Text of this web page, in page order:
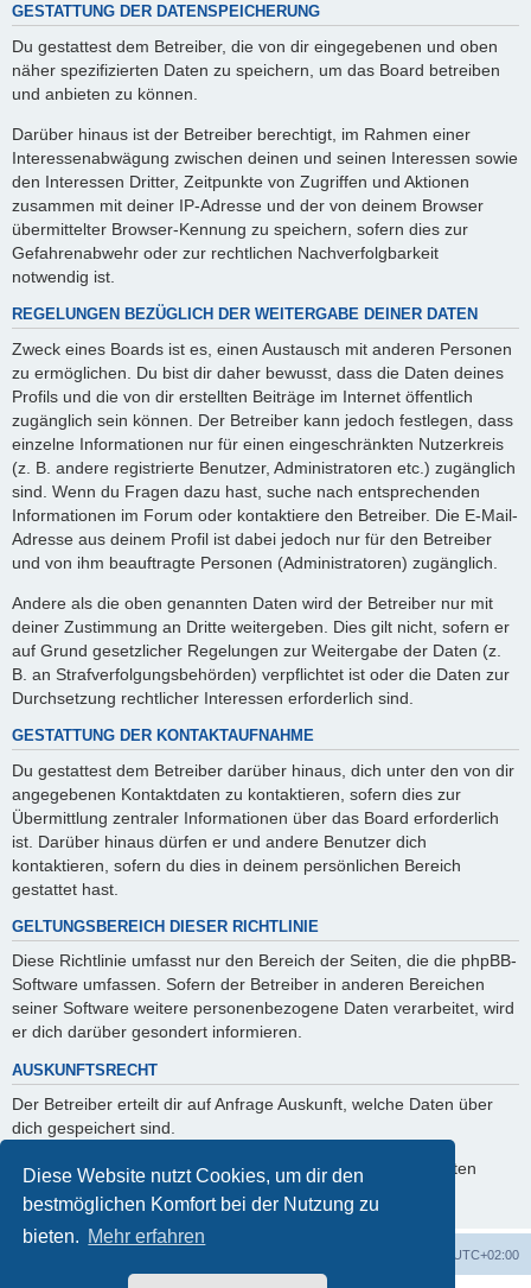
Diese Website nutzt Cookies, um dir den
bestmöglichen Komfort bei der Nutzung zu
bieten. Mehr erfahren
GESTATTUNG DER DATENSPEICHERUNG
Du gestattest dem Betreiber, die von dir eingegebenen und oben
näher spezifizierten Daten zu speichern, um das Board betreiben
und anbieten zu können.
Darüber hinaus ist der Betreiber berechtigt, im Rahmen einer
Interessenabwägung zwischen deinen und seinen Interessen sowie
den Interessen Dritter, Zeitpunkte von Zugriffen und Aktionen
zusammen mit deiner IP-Adresse und der von deinem Browser
übermittelter Browser-Kennung zu speichern, sofern dies zur
Gefahrenabwehr oder zur rechtlichen Nachverfolgbarkeit
notwendig ist.
REGELUNGEN BEZÜGLICH DER WEITERGABE DEINER DATEN
Zweck eines Boards ist es, einen Austausch mit anderen Personen
zu ermöglichen. Du bist dir daher bewusst, dass die Daten deines
Profils und die von dir erstellten Beiträge im Internet öffentlich
zugänglich sein können. Der Betreiber kann jedoch festlegen, dass
einzelne Informationen nur für einen eingeschränkten Nutzerkreis
(z. B. andere registrierte Benutzer, Administratoren etc.) zugänglich
sind. Wenn du Fragen dazu hast, suche nach entsprechenden
Informationen im Forum oder kontaktiere den Betreiber. Die E-Mail-
Adresse aus deinem Profil ist dabei jedoch nur für den Betreiber
und von ihm beauftragte Personen (Administratoren) zugänglich.
Andere als die oben genannten Daten wird der Betreiber nur mit
deiner Zustimmung an Dritte weitergeben. Dies gilt nicht, sofern er
auf Grund gesetzlicher Regelungen zur Weitergabe der Daten (z.
B. an Strafverfolgungsbehörden) verpflichtet ist oder die Daten zur
Durchsetzung rechtlicher Interessen erforderlich sind.
GESTATTUNG DER KONTAKTAUFNAHME
Du gestattest dem Betreiber darüber hinaus, dich unter den von dir
angegebenen Kontaktdaten zu kontaktieren, sofern dies zur
Übermittlung zentraler Informationen über das Board erforderlich
ist. Darüber hinaus dürfen er und andere Benutzer dich
kontaktieren, sofern du dies in deinem persönlichen Bereich
gestattet hast.
GELTUNGSBEREICH DIESER RICHTLINIE
Diese Richtlinie umfasst nur den Bereich der Seiten, die die phpBB-
Software umfassen. Sofern der Betreiber in anderen Bereichen
seiner Software weitere personenbezogene Daten verarbeitet, wird
er dich darüber gesondert informieren.
AUSKUNFTSRECHT
Der Betreiber erteilt dir auf Anfrage Auskunft, welche Daten über
dich gespeichert sind.
Du kannst jederzeit die Löschung bzw. Sperrung deiner Daten
verlangen. Kontaktiere hierzu bitte den Betreiber.
UTC+02:00